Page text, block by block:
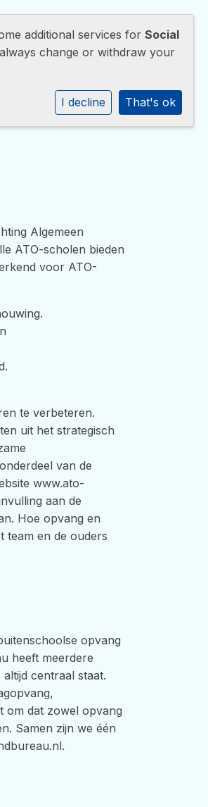
Ouders Contact
Algemeen
ATO-scholen bieden
voor ATO-
te verbeteren.
uit het strategisch
van de
www.ato-
aan de
Hoe opvang en
team en de ouders
opvang
heeft meerdere
centraal staat.
om dat zowel opvang
Samen zijn we één
additional services for Social
change or withdraw your
I decline That's ok